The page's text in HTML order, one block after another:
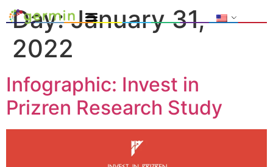
Day:January 31,
2022
Infographic: Invest in
Prizren Research Study